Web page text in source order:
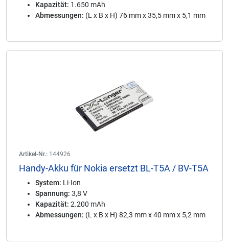
Kapazität: 1.650 mAh
Abmessungen: (L x B x H) 76 mm x 35,5 mm x 5,1 mm
Artikel-Nr.: 144926
Handy-Akku für Nokia ersetzt BL-T5A / BV-T5A
System: Li-Ion
Spannung: 3,8 V
Kapazität: 2.200 mAh
Abmessungen: (L x B x H) 82,3 mm x 40 mm x 5,2 mm